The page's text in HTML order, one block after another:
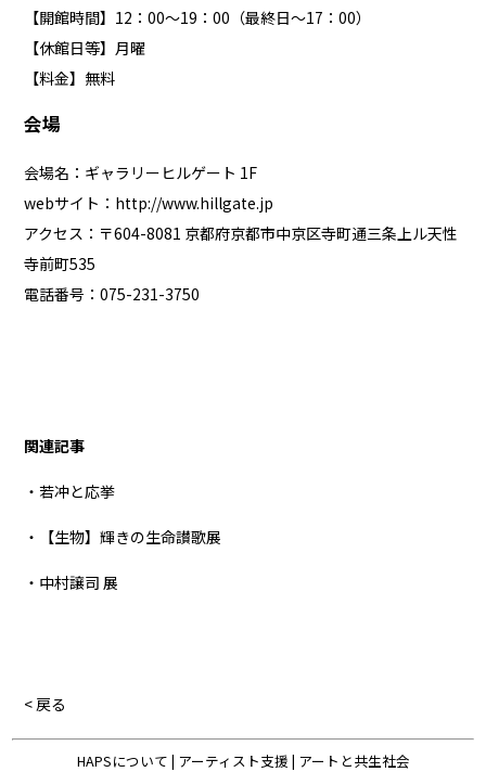
【開館時間】12：00～19：00（最終日～17：00）
【休館日等】月曜
【料金】無料
会場
会場名：ギャラリーヒルゲート 1F
webサイト： http://www.hillgate.jp
アクセス：〒604-8081 京都府京都市中京区寺町通三条上ル天性
寺前町535
電話番号：075-231-3750
関連記事
・若冲と応挙
・【生物】輝きの生命讃歌展
・中村譲司 展
< 戻る
HAPSについて | アーティスト支援 | アートと共生社会